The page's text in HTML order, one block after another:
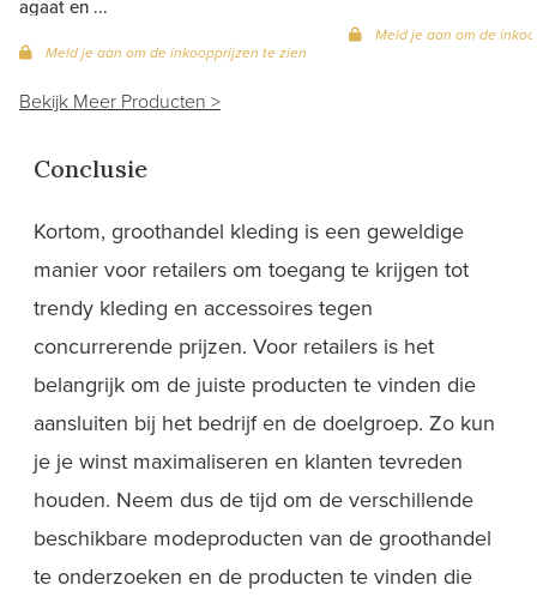
agaat en ...
Meld je aan om de inkoopprijzen te zien
Meld je aan om de
Bekijk Meer Producten >
Conclusie
Kortom, groothandel kleding is een geweldige
manier voor retailers om toegang te krijgen tot
trendy kleding en accessoires tegen
concurrerende prijzen. Voor retailers is het
belangrijk om de juiste producten te vinden die
aansluiten bij het bedrijf en de doelgroep. Zo kun
je je winst maximaliseren en klanten tevreden
houden. Neem dus de tijd om de verschillende
beschikbare modeproducten van de groothandel
te onderzoeken en de producten te vinden die